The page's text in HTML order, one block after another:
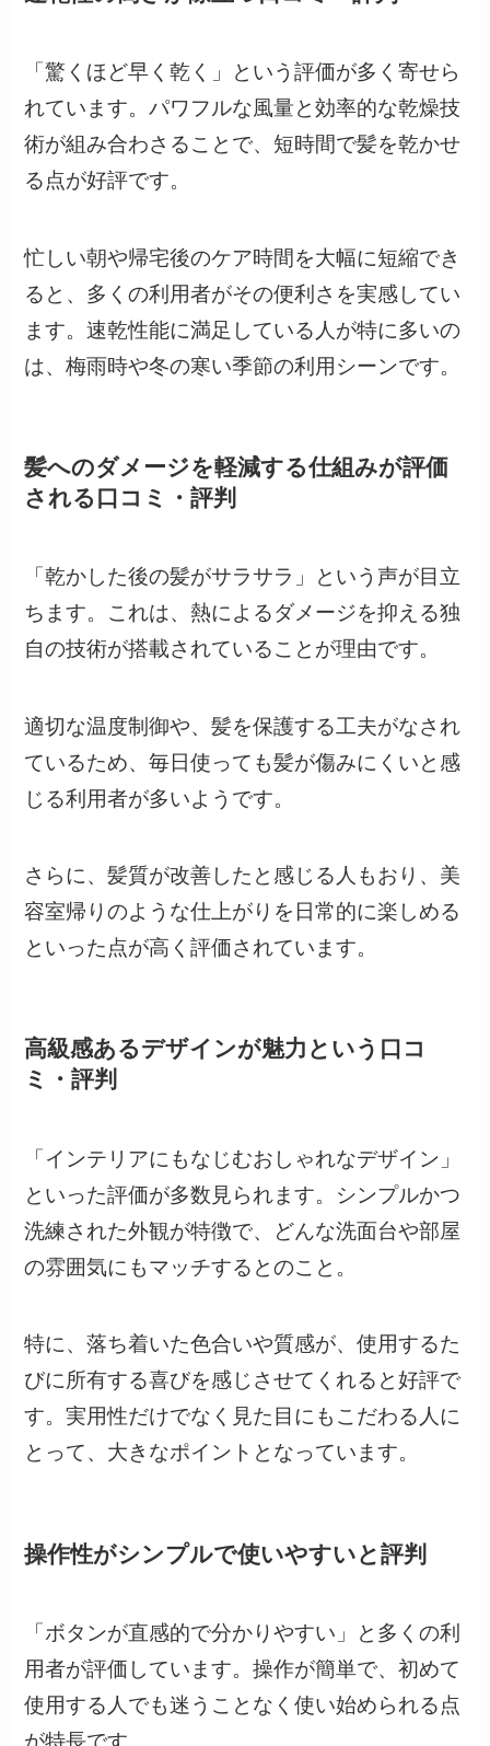
「驚くほど早く乾く」という評価が多く寄せら
れています。パワフルな風量と効率的な乾燥技
術が組み合わさることで、短時間で髪を乾かせ
る点が好評です。
忙しい朝や帰宅後のケア時間を大幅に短縮でき
ると、多くの利用者がその便利さを実感してい
ます。速乾性能に満足している人が特に多いの
は、梅雨時や冬の寒い季節の利用シーンです。
髪へのダメージを軽減する仕組みが評価
される口コミ・評判
「乾かした後の髪がサラサラ」という声が目立
ちます。これは、熱によるダメージを抑える独
自の技術が搭載されていることが理由です。
適切な温度制御や、髪を保護する工夫がなされ
ているため、毎日使っても髪が傷みにくいと感
じる利用者が多いようです。
さらに、髪質が改善したと感じる人もおり、美
容室帰りのような仕上がりを日常的に楽しめる
といった点が高く評価されています。
高級感あるデザインが魅力という口コ
ミ・評判
「インテリアにもなじむおしゃれなデザイン」
といった評価が多数見られます。シンプルかつ
洗練された外観が特徴で、どんな洗面台や部屋
の雰囲気にもマッチするとのこと。
特に、落ち着いた色合いや質感が、使用するた
びに所有する喜びを感じさせてくれると好評で
す。実用性だけでなく見た目にもこだわる人に
とって、大きなポイントとなっています。
操作性がシンプルで使いやすいと評判
「ボタンが直感的で分かりやすい」と多くの利
用者が評価しています。操作が簡単で、初めて
使用する人でも迷うことなく使い始められる点
が特長です。